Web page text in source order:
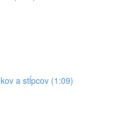
a stĺpcov (1:09)